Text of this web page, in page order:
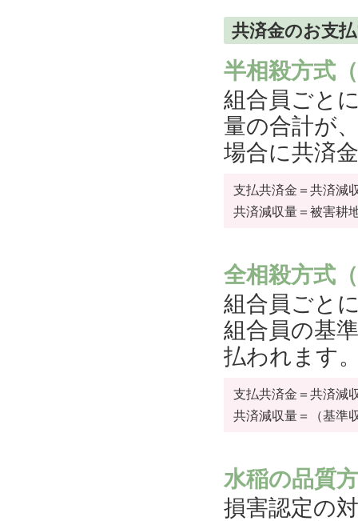
共済金のお支
半相殺方式
組合員ごと
量の合計が
場合に共済
支払共済金＝共済減
共済減収量＝被害耕
全相殺方式
組合員ごと
組合員の基
払われます
支払共済金＝共済減
共済減収量＝（基準
水稲の品質
損害認定の